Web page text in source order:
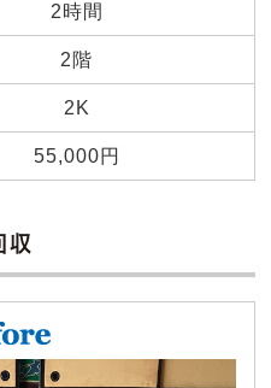
2時間
2階
2K
55,000円
収